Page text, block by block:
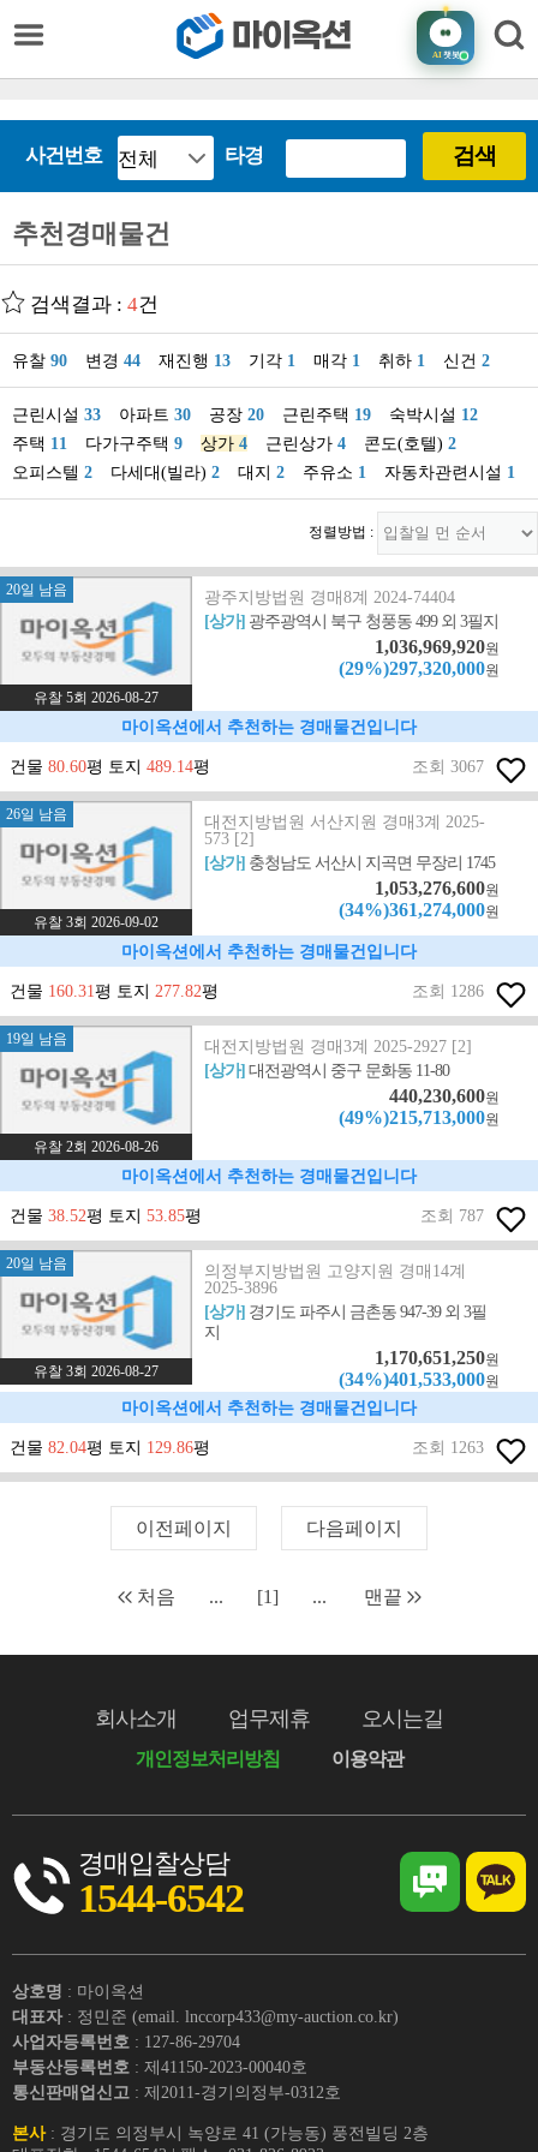
AI챗봇
사건번호 타경 검색
추천경매물건
검색결과 : 4건
유찰 90 변경 44 재진행 13 기각 1 매각 1 취하 1 신건 2
근린시설 33 아파트 30 공장 20 근린주택 19 숙박시설 12
주택 11 다가구주택 9 상가 4 근린상가 4 콘도(호텔) 2
오피스텔 2 다세대(빌라) 2 대지 2 주유소 1 자동차관련시설 1
정렬방법 :
20일 남음
유찰 5회 2026-08-27
광주지방법원 경매8계 2024-74404
[상가] 광주광역시 북구 청풍동 499 외 3필지
1,036,969,920원
(29%)297,320,000원
마이옥션에서 추천하는 경매물건입니다
건물 80.60평 토지 489.14평 조회 3067
26일 남음
유찰 3회 2026-09-02
대전지방법원 서산지원 경매3계 2025-
573 [2]
[상가] 충청남도 서산시 지곡면 무장리 1745
1,053,276,600원
(34%)361,274,000원
마이옥션에서 추천하는 경매물건입니다
건물 160.31평 토지 277.82평 조회 1286
19일 남음
유찰 2회 2026-08-26
대전지방법원 경매3계 2025-2927 [2]
[상가]대전광역시 중구 문화동 11-80
440,230,600원
(49%)215,713,000원
마이옥션에서 추천하는 경매물건입니다
건물 38.52평 토지 53.85평 조회 787
20일 남음
유찰 3회 2026-08-27
의정부지방법원 고양지원 경매14계
2025-3896
[상가] 경기도 파주시 금촌동 947-39 외 3필
지
1,170,651,250원
(34%)401,533,000원
마이옥션에서 추천하는 경매물건입니다
건물 82.04평 토지 129.86평 조회 1263
이전페이지 다음페이지
처음 ... [1] ... 맨끝
회사소개 업무제휴 오시는길
개인정보처리방침 이용약관
경매입찰상담
1544-6542
상호명 : 마이옥션
대표자 : 정민준 (email. lnccorp433@my-auction.co.kr)
사업자등록번호 : 127-86-29704
부동산등록번호 : 제41150-2023-00040호
통신판매업신고 : 제2011-경기의정부-0312호
본사: 경기도 의정부시 녹양로 41 (가능동) 풍전빌딩 2층